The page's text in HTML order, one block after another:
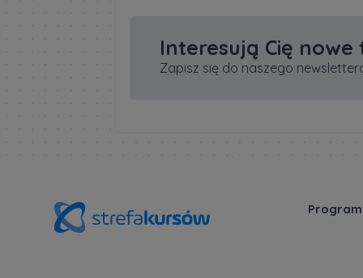
Interesują Cię nowe
Zapisz się do naszego